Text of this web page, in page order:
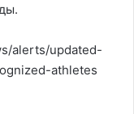
alerts/updated-
athletes